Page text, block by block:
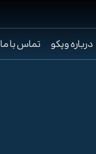
درباره وپکو تماس با ما